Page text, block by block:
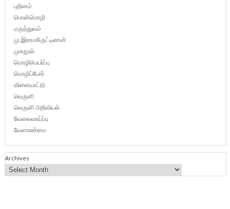
புதினம்
பொன்மொழி
மருத்துவம்
மு.இராமகிருட்டிணன்
முகநூல்
மொழிபெயர்ப்பு
மொழிப்போர்
விளையாட்டு
வெருளி
வெருளி அறிவியல்
வேலைவாய்ப்பு
வேளாண்மை
Archives